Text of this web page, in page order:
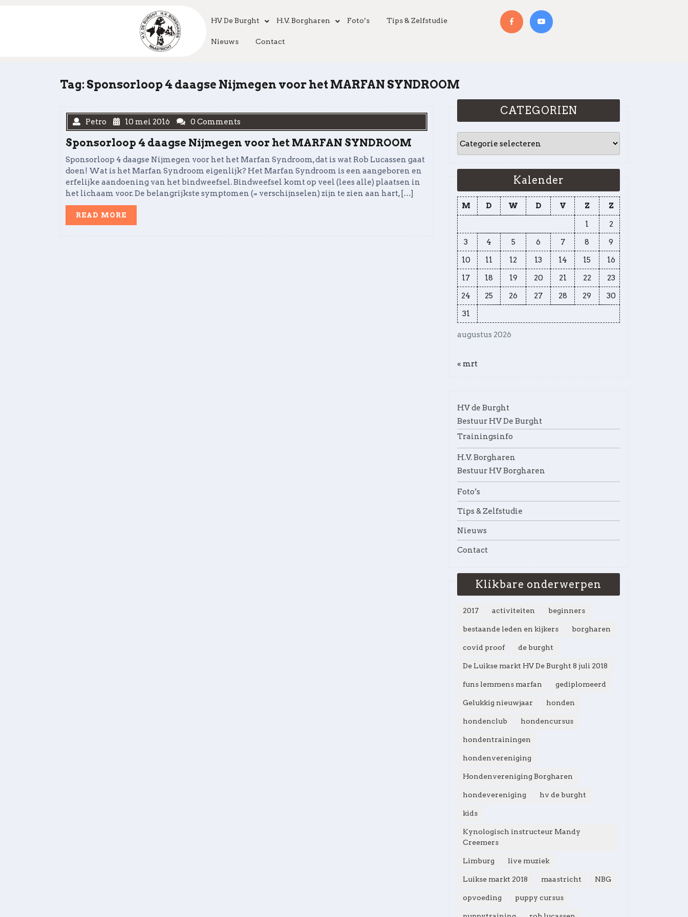
HV De Burght H.V. Borgharen Foto’s Tips & Zelfstudie
Nieuws Contact
Facebook
Tag:Sponsorloop 4 daagse Nijmegen voor het MARFAN SYNDROOM
Petro 10 mei 2016 0 Comments
Sponsorloop 4 daagse Nijmegen voor het MARFAN SYNDROOM
Sponsorloop 4 daagse Nijmegen voor het het Marfan Syndroom, dat is wat Rob Lucassen gaat
doen! Wat is het Marfan Syndroom eigenlijk? Het Marfan Syndroom is een aangeboren en
erfelijke aandoening van het bindweefsel. Bindweefsel komt op veel (lees alle) plaatsen in
het lichaam voor. De belangrijkste symptomen (= verschijnselen) zijn te zien aan hart, […]
READ MORE
MORE
CATEGORIEN
CATEGORIEN
Kalender
augustus 2026
M D W D V Z
Z
1
2
3
4 5 6 7 8
9
10
11 12 13 14 15
16
17
18 19 20 21 22
23
24
25 26 27 28 29
30
31
« mrt
HV de Burght
Bestuur HV De Burght
Trainingsinfo
H.V. Borgharen
Bestuur HV Borgharen
Foto’s
Tips & Zelfstudie
Nieuws
Contact
Klikbare onderwerpen
2017 activiteiten beginners
bestaande leden en kijkers borgharen
covid proof de burght
De Luikse markt HV De Burght 8 juli 2018
funs lemmens marfan gediplomeerd
Gelukkig nieuwjaar honden
hondenclub hondencursus
hondentrainingen
hondenvereniging
Hondenvereniging Borgharen
hondevereniging hv de burght
kids
Kynologisch instructeur Mandy
Creemers
Limburg live muziek
Luikse markt 2018 maastricht NBG
opvoeding puppy cursus